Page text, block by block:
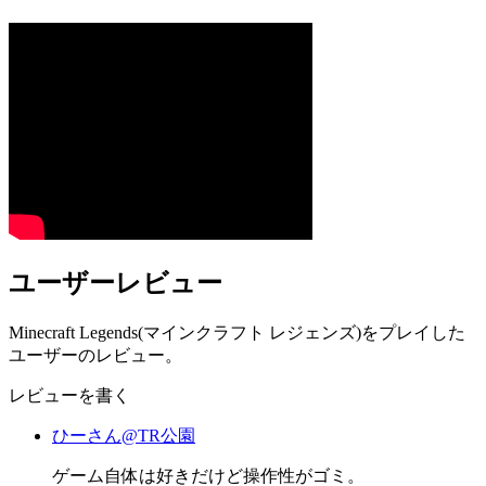
ユーザーレビュー
Minecraft Legends(マインクラフト レジェンズ)をプレイした
ユーザーのレビュー。
レビューを書く
ひーさん@TR公園
ゲーム自体は好きだけど操作性がゴミ。